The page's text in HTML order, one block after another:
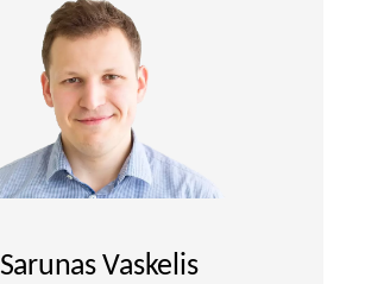
Sarunas Vaskelis